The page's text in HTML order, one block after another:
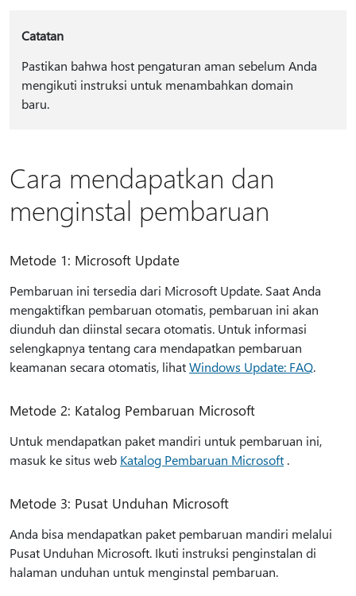
Catatan
Pastikan bahwa host pengaturan aman sebelum Anda
mengikuti instruksi untuk menambahkan domain
baru.
Cara mendapatkan dan
menginstal pembaruan
Metode 1: Microsoft Update
Pembaruan ini tersedia dari Microsoft Update. Saat Anda
mengaktifkan pembaruan otomatis, pembaruan ini akan
diunduh dan diinstal secara otomatis. Untuk informasi
selengkapnya tentang cara mendapatkan pembaruan
keamanan secara otomatis, lihatWindows Update: FAQ.
Metode 2: Katalog Pembaruan Microsoft
Untuk mendapatkan paket mandiri untuk pembaruan ini,
masuk ke situs web Katalog Pembaruan Microsoft .
Metode 3: Pusat Unduhan Microsoft
Anda bisa mendapatkan paket pembaruan mandiri melalui
Pusat Unduhan Microsoft. Ikuti instruksi penginstalan di
halaman unduhan untuk menginstal pembaruan.